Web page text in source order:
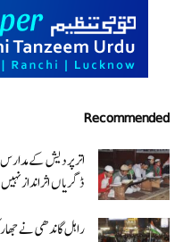
Recommended
اتر پردیش کےمدارس
ڈگریا ں اثرانداز نہیں
راہل گاندھی نے